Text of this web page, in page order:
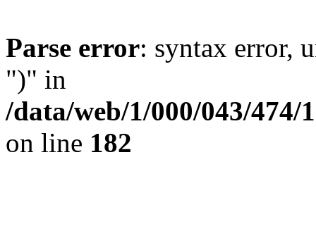
Parse error: syntax error,
")" in
/data/web/1/000/043/474/
on line 182